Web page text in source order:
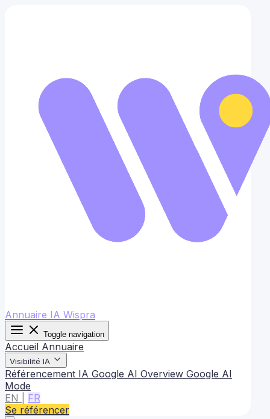
Annuaire IA Wispra
Toggle navigation
Accueil Annuaire
Visibilité IA
Référencement IA Google AI Overview Google AI
Mode
EN
FR
Se référencer